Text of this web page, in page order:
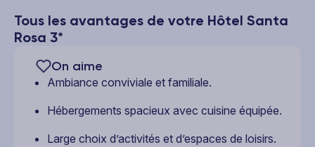
Tous les avantages de votre Hôtel Santa
Rosa 3*
On aime
Ambiance conviviale et familiale.
Hébergements spacieux avec cuisine équipée.
Large choix d’activités et d’espaces de loisirs.